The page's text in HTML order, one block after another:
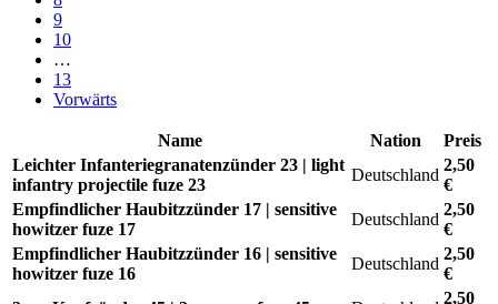
9
10
…
13
Vorwärts
Name Nation
Preis
Leichter Infanteriegranatenzünder 23 | light
infantry projectile fuze 23
Deutschland
2,50
€
Empfindlicher Haubitzzünder 17 | sensitive
howitzer fuze 17
Deutschland
2,50
€
Empfindlicher Haubitzzünder 16 | sensitive
howitzer fuze 16
Deutschland
2,50
€
2,50